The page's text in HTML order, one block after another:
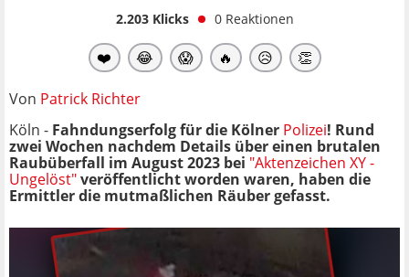
2.203Klicks 0 Reaktionen
❤️ 😂 😱 🔥 😥 👏
Von Patrick Richter
Köln - Fahndungserfolg für die Kölner Polizei! Rund
zwei Wochen nachdem Details über einen brutalen
Raubüberfall im August 2023 bei "Aktenzeichen XY -
Ungelöst"veröffentlicht worden waren, haben die
Ermittler die mutmaßlichen Räuber gefasst.